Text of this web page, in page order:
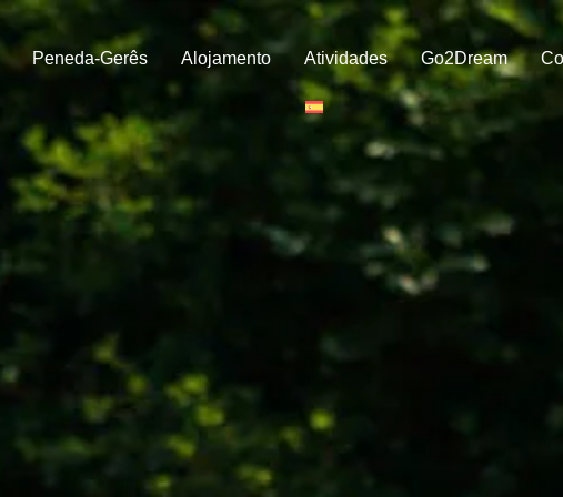
Peneda-Gerês Alojamento Atividades Go2Dream